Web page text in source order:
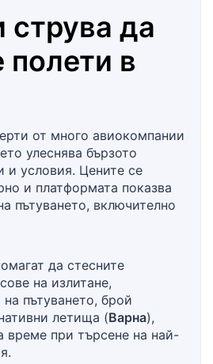
да
полети в
от много авиокомпании
улеснява бързото
и условия. Цените се
и платформата показва
пътуването, включително
да стесните
на излитане,
пътуването, брой
летища (Варна),
време при търсене на най-